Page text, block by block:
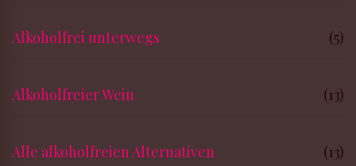
Alkoholfrei unterwegs (5)
Alkoholfreier Wein (13)
Alle alkoholfreien Alternativen (13)